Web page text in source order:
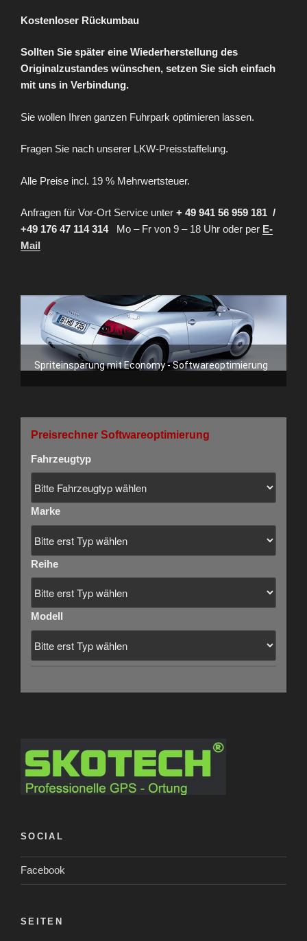
Kostenloser Rückumbau
Sollten Sie später eine Wiederherstellung des
Originalzustandes wünschen, setzen Sie sich einfach
mit uns in Verbindung.
Sie wollen Ihren ganzen Fuhrpark optimieren lassen.
Fragen Sie nach unserer LKW-Preisstaffelung.
Alle Preise incl. 19 % Mehrwertsteuer.
Anfragen für Vor-Ort Service unter + 49 941 56 959 181 /
+49 176 47 114 314Mo – Fr von 9 – 18 Uhr oder per E-
Mail
Spriteinsparung mit Economy - Softwareoptimierung
Preisrechner Softwareoptimierung
Fahrzeugtyp
Marke
Reihe
Modell
SOCIAL
Facebook
SEITEN